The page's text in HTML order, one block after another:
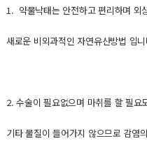
1. 약물낙태는 안전하고 편리하며 외
새로운 비외과적인 자연유산방법 입
2. 수술이 필요없으며 마취를 할 필요
기타 물질이 들어가지 않으므로 감염